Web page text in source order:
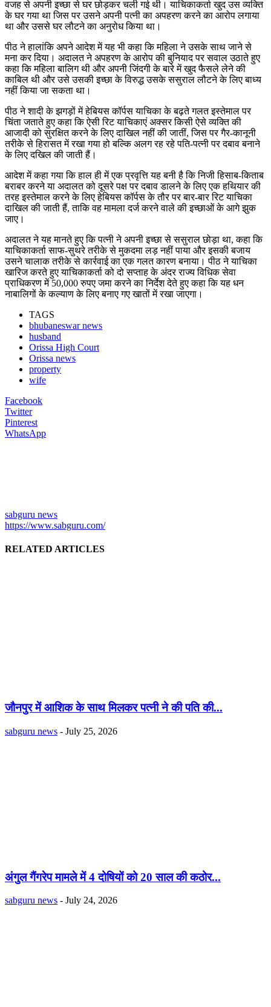
वजह से अपनी इच्छा से घर छोड़कर चली गई थी। याचिकाकर्ता खुद उस व्यक्ति
के घर गया था जिस पर उसने अपनी पत्नी का अपहरण करने का आरोप लगाया
था और उससे घर लौटने का अनुरोध किया था।
पीठ ने हालांकि अपने आदेश में यह भी कहा कि महिला ने उसके साथ जाने से
मना कर दिया। अदालत ने अपहरण के आरोप की बुनियाद पर सवाल उठाते हुए
कहा कि महिला बालिग थी और अपनी जिंदगी के बारे में खुद फैसले लेने की
काबिल थी और उसे उसकी इच्छा के विरुद्ध उसके ससुराल लौटने के लिए बाध्य
नहीं किया जा सकता था।
पीठ ने शादी के झगड़ों में हेबियस कॉर्पस याचिका के बढ़ते गलत इस्तेमाल पर
चिंता जताते हुए कहा कि ऐसी रिट याचिकाएं अक्सर किसी ऐसे व्यक्ति की
आजादी को सुरक्षित करने के लिए दाखिल नहीं की जातीं, जिस पर गैर-कानूनी
तरीके से हिरासत में रखा गया हो बल्कि अलग रह रहे पति-पत्नी पर दबाव बनाने
के लिए दखिल की जाती हैं।
आदेश में कहा गया कि हाल ही में एक प्रवृत्ति यह बनी है कि निजी हिसाब-किताब
बराबर करने या अदालत को दूसरे पक्ष पर दबाव डालने के लिए एक हथियार की
तरह इस्तेमाल करने के लिए हेबियस कॉर्पस के तौर पर बार-बार रिट याचिका
दाखिल की जाती हैं, ताकि वह मामला दर्ज करने वाले की इच्छाओं के आगे झुक
जाए।
अदालत ने यह मानते हुए कि पत्नी ने अपनी इच्छा से ससुराल छोड़ा था, कहा कि
याचिकाकर्ता साफ-सुथरे तरीके से मुकदमा लड़ नहीं पाया और इसकी बजाय
उसने चालाक तरीके से कार्रवाई का एक गलत कारण बनाया। पीठ ने याचिका
खारिज करते हुए याचिकाकर्ता को दो सप्ताह के अंदर राज्य विधिक सेवा
प्राधिकरण में 50,000 रुपए जमा करने का निर्देश देते हुए कहा कि यह धन
नाबालिगों के कल्याण के लिए बनाए गए खातों में रखा जाएगा।
TAGS
bhubaneswar news
husband
Orissa High Court
Orissa news
property
wife
Facebook
Twitter
Pinterest
WhatsApp
sabguru news
https://www.sabguru.com/
RELATED ARTICLES
जौनपुर में आशिक के साथ मिलकर पत्नी ने की पति की...
sabguru news - July 25, 2026
अंगुल गैंगरेप मामले में 4 दोषियों को 20 साल की कठोर...
sabguru news - July 24, 2026